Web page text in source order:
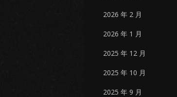
2026 年 2 月
2026 年 1 月
2025 年 12 月
2025 年 10 月
2025 年 9 月